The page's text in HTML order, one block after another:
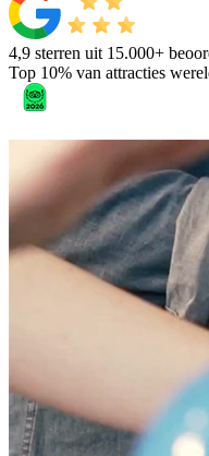
4,9 sterren uit 15.000+
Top 10% van attracties